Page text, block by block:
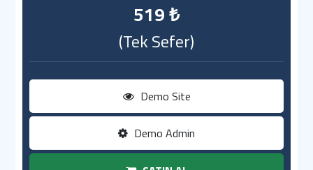
519 ₺
(Tek Sefer)
Demo Site
Demo Admin